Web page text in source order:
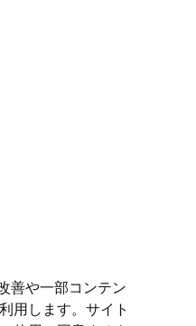
善や一部コンテン
用します。サイト